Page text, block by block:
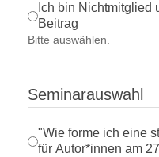
Ich bin Nichtmitglied
Beitrag
Bitte auswählen.
Seminarauswahl
"Wie forme ich eine
für Autor*innen am